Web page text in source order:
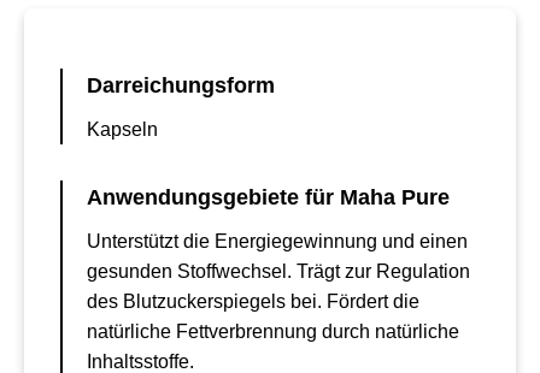
Darreichungsform
Kapseln
Anwendungsgebiete für Maha Pure
Unterstützt die Energiegewinnung und einen
gesunden Stoffwechsel. Trägt zur Regulation
des Blutzuckerspiegels bei. Fördert die
natürliche Fettverbrennung durch natürliche
Inhaltsstoffe.